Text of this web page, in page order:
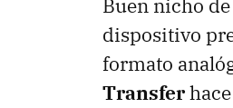
Buen nicho
dispositivo
formato
Transfer